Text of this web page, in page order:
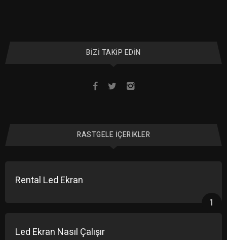
BIZI TAKIP EDIN
RASTGELE İÇERIKLER
Rental Led Ekran
1
Led Ekran Nasıl Çalışır